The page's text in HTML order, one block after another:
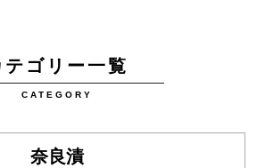
テゴリー一覧
CATEGORY
奈良漬